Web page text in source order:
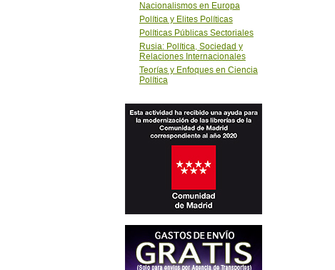
Nacionalismos en Europa
Política y Elites Políticas
Políticas Públicas Sectoriales
Rusia: Política, Sociedad y
Relaciones Internacionales
Teorías y Enfoques en Ciencia
Política